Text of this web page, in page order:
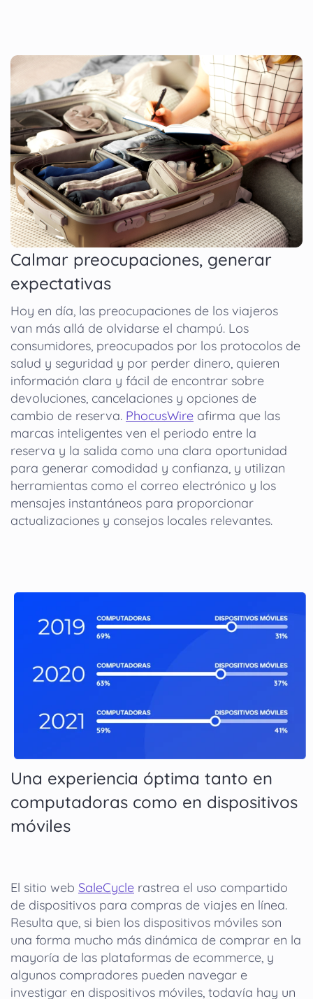
Calmar preocupaciones, generar
expectativas
Hoy en día, las preocupaciones de los viajeros
van más allá de olvidarse el champú. Los
consumidores, preocupados por los protocolos de
salud y seguridad y por perder dinero, quieren
información clara y fácil de encontrar sobre
devoluciones, cancelaciones y opciones de
cambio de reserva. PhocusWire afirma que las
marcas inteligentes ven el periodo entre la
reserva y la salida como una clara oportunidad
para generar comodidad y confianza, y utilizan
herramientas como el correo electrónico y los
mensajes instantáneos para proporcionar
actualizaciones y consejos locales relevantes.
Una experiencia óptima tanto en
computadoras como en dispositivos
móviles
El sitio web SaleCycle rastrea el uso compartido
de dispositivos para compras de viajes en línea.
Resulta que, si bien los dispositivos móviles son
una forma mucho más dinámica de comprar en la
mayoría de las plataformas de ecommerce, y
algunos compradores pueden navegar e
investigar en dispositivos móviles, todavía hay un